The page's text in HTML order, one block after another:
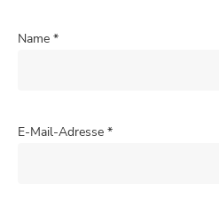
Name *
E-Mail-Adresse *